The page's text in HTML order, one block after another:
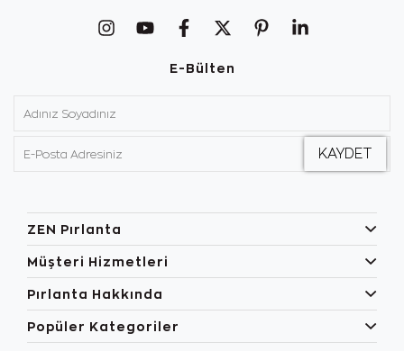
E-Bülten
ZEN Pırlanta
Müşteri Hizmetleri
Pırlanta Hakkında
Popüler Kategoriler